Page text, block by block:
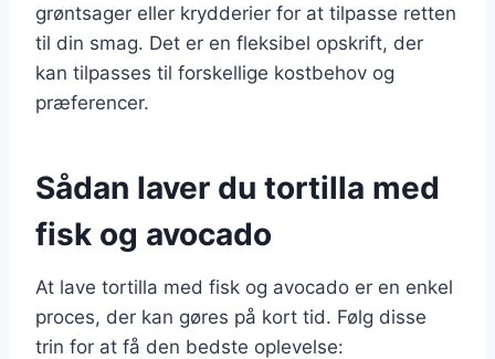
grøntsager eller krydderier for at tilpasse retten
til din smag. Det er en fleksibel opskrift, der
kan tilpasses til forskellige kostbehov og
præferencer.
Sådan laver du tortilla med
fisk og avocado
At lave tortilla med fisk og avocado er en enkel
proces, der kan gøres på kort tid. Følg disse
trin for at få den bedste oplevelse: